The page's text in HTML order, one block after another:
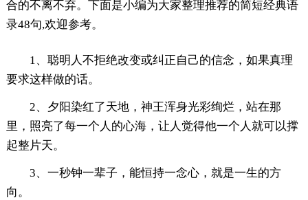
合的不离不弃。下面是小编为大家整理推荐的简短经典语
录48句,欢迎参考。
1、聪明人不拒绝改变或纠正自己的信念，如果真理
要求这样做的话。
2、夕阳染红了天地，神王浑身光彩绚烂，站在那
里，照亮了每一个人的心海，让人觉得他一个人就可以撑
起整片天。
3、一秒钟一辈子，能恒持一念心，就是一生的方
向。